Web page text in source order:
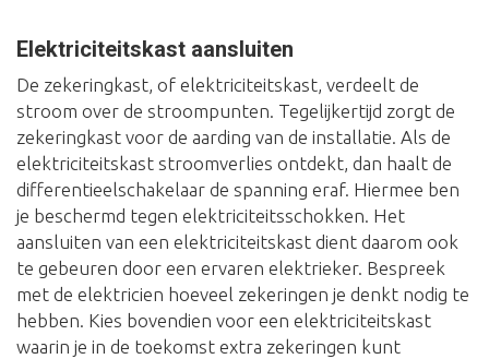
Elektriciteitskast aansluiten
De zekeringkast, of elektriciteitskast, verdeelt de
stroom over de stroompunten. Tegelijkertijd zorgt de
zekeringkast voor de aarding van de installatie. Als de
elektriciteitskast stroomverlies ontdekt, dan haalt de
differentieelschakelaar de spanning eraf. Hiermee ben
je beschermd tegen elektriciteitsschokken. Het
aansluiten van een elektriciteitskast dient daarom ook
te gebeuren door een ervaren elektrieker. Bespreek
met de elektricien hoeveel zekeringen je denkt nodig te
hebben. Kies bovendien voor een elektriciteitskast
waarin je in de toekomst extra zekeringen kunt